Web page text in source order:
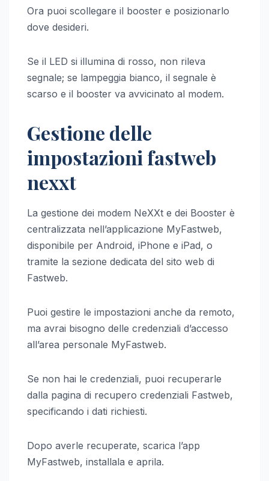
Ora puoi scollegare il booster e posizionarlo
dove desideri.
Se il LED si illumina di rosso, non rileva
segnale; se lampeggia bianco, il segnale è
scarso e il booster va avvicinato al modem.
Gestione delle
impostazioni fastweb
nexxt
La gestione dei modem NeXXt e dei Booster è
centralizzata nell’applicazione MyFastweb,
disponibile per Android, iPhone e iPad, o
tramite la sezione dedicata del sito web di
Fastweb.
Puoi gestire le impostazioni anche da remoto,
ma avrai bisogno delle credenziali d’accesso
all’area personale MyFastweb.
Se non hai le credenziali, puoi recuperarle
dalla pagina di recupero credenziali Fastweb,
specificando i dati richiesti.
Dopo averle recuperate, scarica l’app
MyFastweb, installala e aprila.